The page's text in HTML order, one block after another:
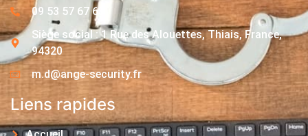
09 53 57 67 63
Siège social : 1 Rue des Alouettes, Thiais, France,
94320
m.d@ange-security.fr
Liens rapides